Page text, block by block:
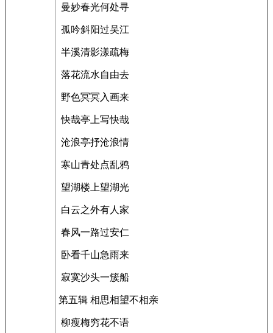
曼妙春光何处寻
孤吟斜阳过吴江
半溪清影漾疏梅
落花流水自由去
野色冥冥入画来
快哉亭上写快哉
沧浪亭抒沧浪情
寒山青处点乱鸦
望湖楼上望湖光
白云之外有人家
春风一路过安仁
卧看千山急雨来
寂寞沙头一簇船
第五辑 相思相望不相亲
柳瘦梅穷花不语